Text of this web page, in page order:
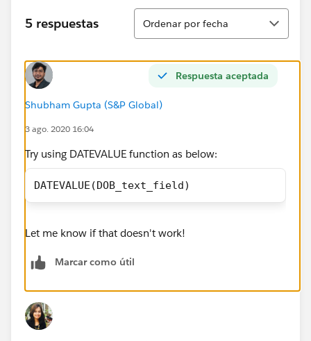
5 respuestas
Ordenar
Ordenar por fecha
Respuesta aceptada
Shubham Gupta (S&P Global)
3 ago. 2020 16:04
Try using DATEVALUE function as below:
DATEVALUE(DOB_text_field)
Let me know if that doesn't work!
Marcar como útil